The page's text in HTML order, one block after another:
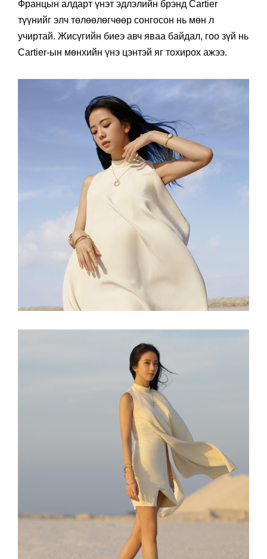
Францын алдарт үнэт эдлэлийн брэнд Cartier
түүнийг элч төлөөлөгчөөр сонгосон нь мөн л
учиртай. Жисүгийн биеэ авч яваа байдал, гоо зүй нь
Cartier-ын мөнхийн үнэ цэнтэй яг тохирох ажээ.